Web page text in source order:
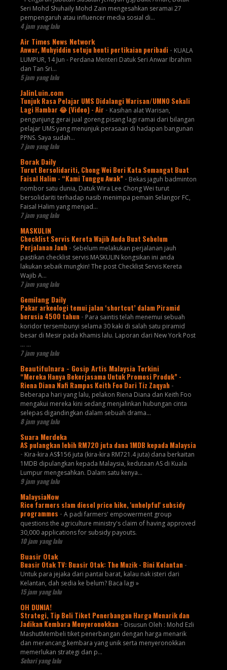
Seri Mohd Shuhaily Mohd Zain mengesahkan seramai 27
pempengaruh atau influencer media sosial di...
4 jam yang lalu
Air Times News Network
Anwar, Muhyiddin setuju henti pertikaian peribadi - KUALA
LUMPUR, 14 Jun - Perdana Menteri Datuk Seri Anwar Ibrahim
dan Tan Sri…
5 jam yang lalu
JalinLuin.com
Tunjuk Rasa Pelajar UMS Didalangi Warisan/UMNO Sekali
Lagi Hambar 😂 (Video) - Air - Kasihan alat Warisan,
pengunjung gerai jual goreng pisang lagi ramai dari bilangan
pelajar UMS yang menunjuk perasaan di hadapan bangunan
PPNS. Saya sudah...
7 jam yang lalu
Borak Daily
Turut Bersolidariti, Chong Wei Beri Kata Semangat Buat
Faisal Halim - “Kami Tunggu Awak” - Bekas jaguh badminton
nombor satu dunia, Datuk Wira Lee Chong Wei turut
bersolidariti terhadap nasib menimpa pemain Selangor FC,
Faisal Halim yang menjad...
7 jam yang lalu
MASKULIN
Checklist Servis Kereta Wajib Anda Buat Sebelum
Perjalanan Jauh - Sebelum melakukan perjalanan jauh
pastikan checklist servis MASKULIN kongsikan ini anda
lakukan sebaik mungkin! The post Checklist Servis Kereta
Wajib A...
7 jam yang lalu
Gemilang Daily
Pakar arkeologi temui jalan ‘shortcut’ dalam Piramid
berusia 4500 tahun - Para saintis telah menemui sebuah
koridor tersembunyi selama 30 kaki di salah satu piramid
besar di Mesir pada Khamis lalu. Laporan dari New York Post
... ...
7 jam yang lalu
Beautifulnara - Gosip Artis Malaysia Terkini
“Mereka Hanya Bekerjasama Untuk Promosi Produk” -
Riena Diana Nafi Rampas Keith Foo Dari Tiz Zaqyah -
Beberapa hari yang lalu, pelakon Riena Diana dan Keith Foo
mengakui mereka kini sedang menjalinkan hubungan cinta
selepas digandingkan dalam sebuah drama...
8 jam yang lalu
Suara Merdeka
AS pulangkan lebih RM720 juta dana 1MDB kepada Malaysia
- Kira-kira AS$156 juta (kira-kira RM721.4 juta) dana berkaitan
1MDB dipulangkan kepada Malaysia, kedutaan AS di Kuala
Lumpur mengesahkan. Dalam satu kenya...
9 jam yang lalu
MalaysiaNow
Rice farmers slam diesel price hike, 'unhelpful' subsidy
programmes - A padi farmers' empowerment group
questions the agriculture ministry's claim of having approved
30,000 applications for subsidy payouts.
10 jam yang lalu
Buasir Otak
Buasir Otak TV: Buasir Otak: The Muzik - Bini Kelantan -
Untuk para jejaka dari pantai barat, kalau nak isteri dari
Kelantan, dah sedia ke belum? Baca lagi »
15 jam yang lalu
OH DUNIA!
Strategi, Tip Beli Tiket Penerbangan Harga Menarik dan
Jadikan Kembara Menyeronokkan - Disusun Oleh : Mohd Ezli
MashutMembeli tiket penerbangan dengan harga menarik
dan merancang kembara yang unik serta menyeronokkan
memerlukan strategi dan p...
Sehari yang lalu